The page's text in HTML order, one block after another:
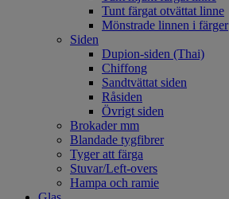
Tunt färgat otvättat linne
Mönstrade linnen i färger
Siden
Dupion-siden (Thai)
Chiffong
Sandtvättat siden
Råsiden
Övrigt siden
Brokader mm
Blandade tygfibrer
Tyger att färga
Stuvar/Left-overs
Hampa och ramie